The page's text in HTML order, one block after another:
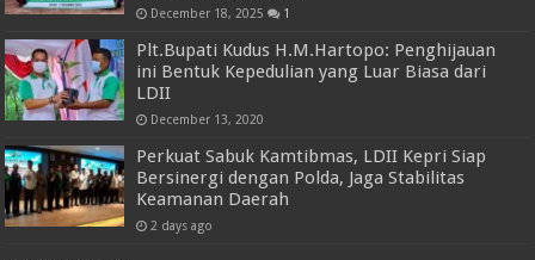
December 18, 2025 1
Plt.Bupati Kudus H.M.Hartopo: Penghijauan
ini Bentuk Kepedulian yang Luar Biasa dari
LDII
December 13, 2020
Perkuat Sabuk Kamtibmas, LDII Kepri Siap
Bersinergi dengan Polda, Jaga Stabilitas
Keamanan Daerah
2 days ago